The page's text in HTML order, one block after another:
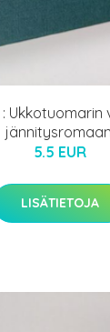
Ukkotuomarin
5.5 EUR
LISÄTIETOJA